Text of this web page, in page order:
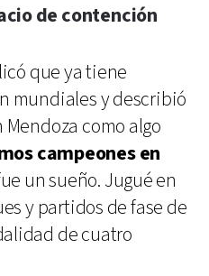
de contención
que ya tiene
mundiales y describió
como algo
campeones en
un sueño. Jugué en
y partidos de fase de
de cuatro